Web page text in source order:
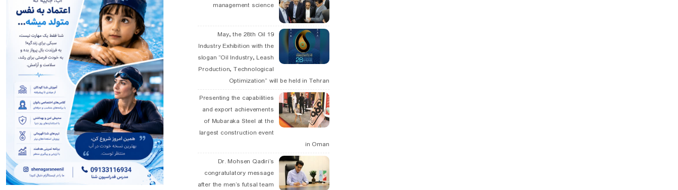
management science
19 May, the 28th Oil
Industry Exhibition with the
slogan “Oil Industry, Leash
Production, Technological
Optimization” will be held in Tehran
Presenting the capabilities
and export achievements
of Mubaraka Steel at the
largest construction event
in Oman
Dr. Mohsen Qadiri’s
congratulatory message
after the men’s futsal team